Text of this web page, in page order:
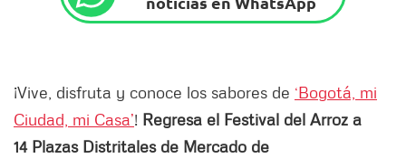
¡Vive, disfruta y conoce los sabores de ‘Bogotá, mi
Ciudad, mi Casa’! Regresa el Festival del Arroz a
14 Plazas Distritales de Mercado de